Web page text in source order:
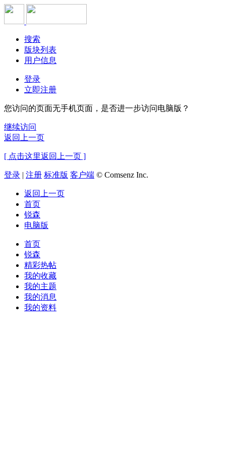
搜索
版块列表
用户信息
登录
立即注册
您访问的页面无手机页面，是否进一步访问电脑版？
继续访问
返回上一页
[ 点击这里返回上一页 ]
登录 | 注册 标准版 客户端 © Comsenz Inc.
返回上一页
首页
锐森
电脑版
首页
锐森
精彩热帖
我的收藏
我的主题
我的消息
我的资料